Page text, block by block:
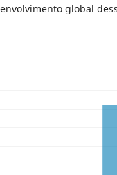
global